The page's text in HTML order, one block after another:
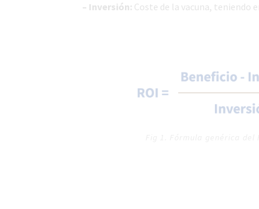
– Inversión: Coste de la vacuna, teniendo